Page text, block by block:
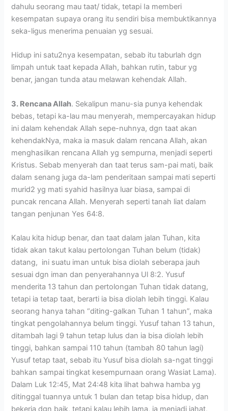
dahulu seorang mau taat/ tidak, tetapi Ia memberi
kesempatan supaya orang itu sendiri bisa membuktikannya
seka-ligus menerima penuaian yg sesuai.
Hidup ini satu2nya kesempatan, sebab itu taburlah dgn
limpah untuk taat kepada Allah, bahkan rutin, tabur yg
benar, jangan tunda atau melawan kehendak Allah.
3. Rencana Allah. Sekalipun manu-sia punya kehendak
bebas, tetapi ka-lau mau menyerah, mempercayakan hidup
ini dalam kehendak Allah sepe-nuhnya, dgn taat akan
kehendakNya, maka ia masuk dalam rencana Allah, akan
menghasilkan rencana Allah yg sempurna, menjadi seperti
Kristus. Sebab menyerah dan taat terus sam-pai mati, baik
dalam senang juga da-lam penderitaan sampai mati seperti
murid2 yg mati syahid hasilnya luar biasa, sampai di
puncak rencana Allah. Menyerah seperti tanah liat dalam
tangan penjunan Yes 64:8.
Kalau kita hidup benar, dan taat dalam jalan Tuhan, kita
tidak akan takut kalau pertolongan Tuhan belum (tidak)
datang, ini suatu iman untuk bisa diolah seberapa jauh
sesuai dgn iman dan penyerahannya Ul 8:2. Yusuf
menderita 13 tahun dan pertolongan Tuhan tidak datang,
tetapi ia tetap taat, berarti ia bisa diolah lebih tinggi. Kalau
seorang hanya tahan “diting-galkan Tuhan 1 tahun”, maka
tingkat pengolahannya belum tinggi. Yusuf tahan 13 tahun,
ditambah lagi 9 tahun tetap lulus dan ia bisa diolah lebih
tinggi, bahkan sampai 110 tahun (tambah 80 tahun lagi)
Yusuf tetap taat, sebab itu Yusuf bisa diolah sa-ngat tinggi
bahkan sampai tingkat kesempurnaan orang Wasiat Lama).
Dalam Luk 12:45, Mat 24:48 kita lihat bahwa hamba yg
ditinggal tuannya untuk 1 bulan dan tetap bisa hidup, dan
bekerja dgn baik, tetapi kalau lebih lama, ia menjadi jahat,